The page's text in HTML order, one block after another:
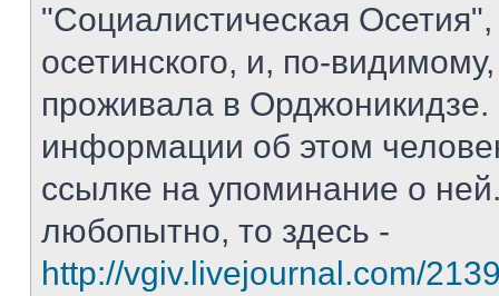
"Социалистическая
осетинского, и, по-
проживала в
информации об этом
ссылке на упоминание о
любопытно, то здесь -
http://vgiv.livejournal.com/